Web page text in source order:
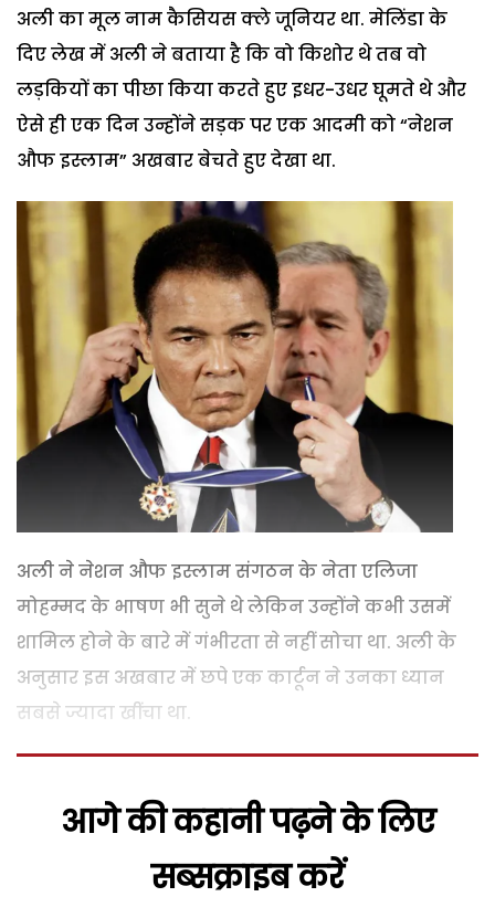
अली का मूल नाम कैसियस क्ले जूनियर था. मेलिंडा के
दिए लेख में अली ने बताया है कि वो किशोर थे तब वो
लड़कियों का पीछा किया करते हुए इधर-उधर घूमते थे और
ऐसे ही एक दिन उन्होंने सड़क पर एक आदमी को “नेशन
औफ इस्लाम” अखबार बेचते हुए देखा था.
अली ने नेशन औफ इस्लाम संगठन के नेता एलिजा
मोहम्मद के भाषण भी सुने थे लेकिन उन्होंने कभी उसमें
शामिल होने के बारे में गंभीरता से नहीं सोचा था. अली के
अनुसार इस अखबार में छपे एक कार्टून ने उनका ध्यान
सबसे ज्यादा खींचा था.
आगे की कहानी पढ़ने के लिए
सब्सक्राइब करें